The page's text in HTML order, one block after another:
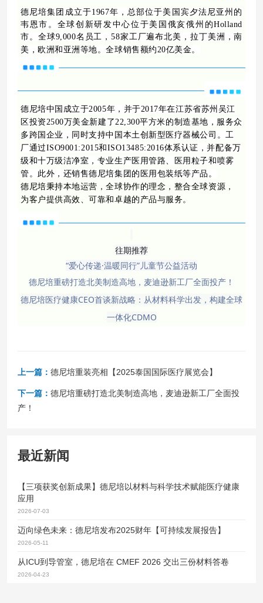
德尼培集团成立于1967年，总部位于美国宾夕法尼亚州的
韦恩市。全球创新研发中心位于美国俄亥俄州的Holland
市。全球9,000名员工，58家工厂遍布北美，拉丁美洲，南
美，欧洲和亚洲等地。全球销售额约20亿美金。
德尼培中国成立于2005年，并于2017年在江苏省苏州吴江
区投资2500万美金新建了22,300平方米的制造基地，服务众
多跨国企业，同时支持中国本土创新型医疗器械公司。工
厂通过ISO9001:2015和ISO13485:2016体系认证，并配备万
级和十万级洁净室，专业生产医用管路、医用粒子和喷雾
管。此外，还销售德尼培集团的医用包装纸等产品。
德尼培秉持本地运营，全球协作的理念，整合全球资源，
为客户提供高效、可靠和卓越的产品与服务。
往期推荐
“爱心传递·温暖同行”儿童节公益活动
德尼培重磅打造北美制造高地，麦迪逊新工厂全面投产！
德尼培医疗健康CEO首谈新战略：从材料科学出发，构建全球
一体化CDMO
上一篇： 德尼培重装亮相【2025泰国国际医疗展览会】
下一篇： 德尼培重磅打造北美制造高地，麦迪逊新工厂全面投
产！
最近新闻
【三项获奖创新成果】德尼培以材料与科学技术赋能医疗健康
应用
2026-07-03
迈向绿色未来：德尼培发布2025财年【可持续发展报告】
2026-05-11
从ICU到导管室，德尼培在 CMEF 2026 交出三份材料答卷
2026-04-23